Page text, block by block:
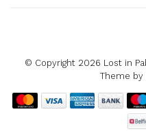
© Copyright 2026 Lost in
Theme by